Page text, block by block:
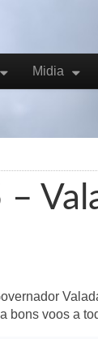
Midia
bons voos a